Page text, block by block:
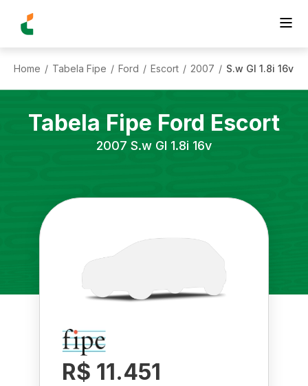
Home / Tabela Fipe / Ford / Escort / 2007 / S.w Gl 1.8i 16v
Tabela Fipe Ford Escort
2007 S.w Gl 1.8i 16v
R$ 11.451